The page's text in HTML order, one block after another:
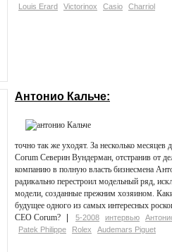
Louis Erard
Victorinox Casio Charriol
Антонио Кальче:
точно так же уходят. За несколько месяцев
Corum Северин Вундерман, отстранив от
компанию в полную власть бизнесмена
радикально перестроил модельный ряд,
модели, созданные прежним хозяином.
будущее одного из самых интересных
СЕО Corum?
5-2008 интервью
Patek Philippe
Rolex Audemars Piguet